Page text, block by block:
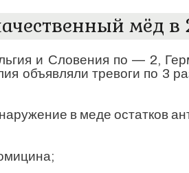
мёд в
и Словения по — 2,
объявляли тревоги по 3
в меде остатков